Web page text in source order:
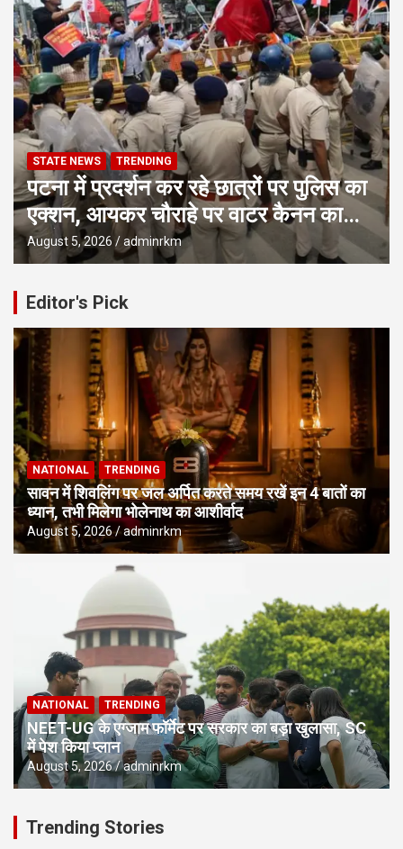
STATE NEWS TRENDING
पटना में प्रदर्शन कर रहे छात्रों पर पुलिस का
एक्शन, आयकर चौराहे पर वाटर कैनन का
इस्तेमाल
August 5, 2026 adminrkm
Editor's Pick
NATIONAL TRENDING
सावन में शिवलिंग पर जल अर्पित करते समय रखें इन 4 बातों का
ध्यान, तभी मिलेगा भोलेनाथ का आशीर्वाद
August 5, 2026 adminrkm
NATIONAL TRENDING
NEET-UG के एग्जाम फॉर्मेट पर सरकार का बड़ा खुलासा, SC
में पेश किया प्लान
August 5, 2026 adminrkm
Trending Stories